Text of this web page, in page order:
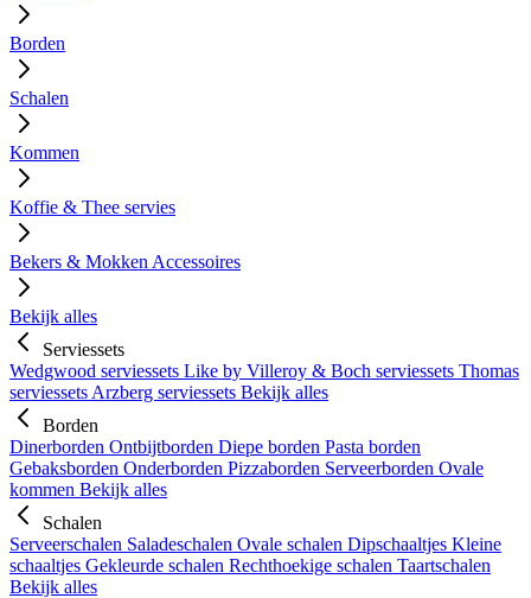
Borden
Schalen
Kommen
Koffie & Thee servies
Bekers & Mokken Accessoires
Bekijk alles
Serviessets
Wedgwood serviessets Like by Villeroy & Boch serviessets Thomas
serviessets Arzberg serviessets Bekijk alles
Borden
Dinerborden Ontbijtborden Diepe borden Pasta borden
Gebaksborden Onderborden Pizzaborden Serveerborden Ovale
kommen Bekijk alles
Schalen
Serveerschalen Saladeschalen Ovale schalen Dipschaaltjes Kleine
schaaltjes Gekleurde schalen Rechthoekige schalen Taartschalen
Bekijk alles